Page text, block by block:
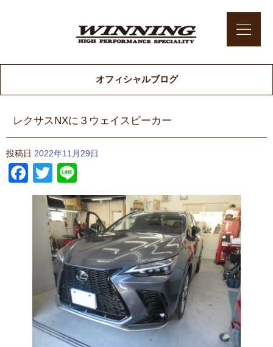
オフィシャルブログ
レクサスNXに３ウェイスピーカー
投稿日 2022年11月29日
Facebook
Twitter